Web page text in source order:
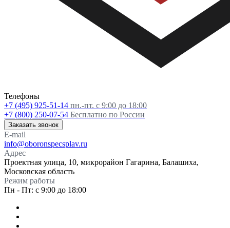
Телефоны
+7 (495) 925-51-14 пн.-пт. с 9:00 до 18:00
+7 (800) 250-07-54 Бесплатно по России
Заказать звонок
E-mail
info@oboronspecsplav.ru
Адрес
Проектная улица, 10, микрорайон Гагарина, Балашиха,
Московская область
Режим работы
Пн - Пт: с 9:00 до 18:00